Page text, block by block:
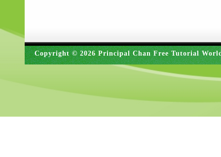
Copyright © 2026 Principal Chan Free Tutorial